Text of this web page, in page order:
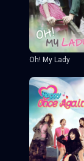
Oh! My Lady